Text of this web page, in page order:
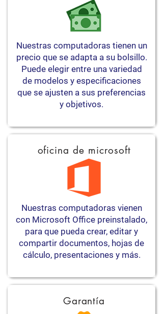
Nuestras computadoras tienen un
precio que se adapta a su bolsillo.
Puede elegir entre una variedad
de modelos y especificaciones
que se ajusten a sus preferencias
y objetivos.
oficina de microsoft
Nuestras computadoras vienen
con Microsoft Office preinstalado,
para que pueda crear, editar y
compartir documentos, hojas de
cálculo, presentaciones y más.
Garantía